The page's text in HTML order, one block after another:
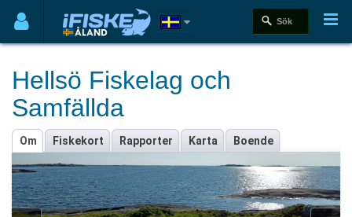
Hellsö Fiskelag och
Samfällda
Om Fiskekort Rapporter Karta Boende